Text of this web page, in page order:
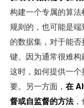
构建一个专属的算
规则的，也可能是
的数据集，对于能
键。因为通常很难构
这时，如何提供一
要。另一方面， 在
督或自监督的方法，